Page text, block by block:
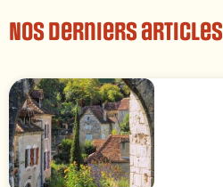
Nos derniers articles